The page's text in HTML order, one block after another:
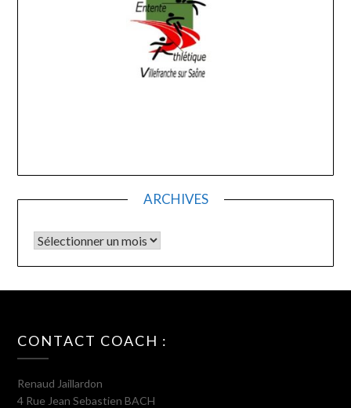
ARCHIVES
Archives
CONTACT COACH :
Renaud Jaillardon
4 Rue Jean Sebastien BACH